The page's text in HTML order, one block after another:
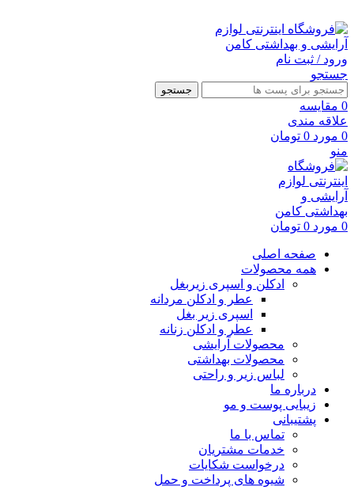
ورود / ثبت نام
جستجو
جستجو
0 مقايسه
علاقه مندی
0 مورد 0 تومان
منو
0 مورد 0 تومان
صفحه اصلی
همه محصولات
ادکلن و اسپری زیربغل
عطر و ادکلن مردانه
اسپری زیر بغل
عطر و ادکلن زنانه
محصولات آرایشی
محصولات بهداشتی
لباس زیر و راحتی
درباره ما
زیبایی پوست و مو
پشتیبانی
تماس با ما
خدمات مشتریان
درخواست شکایات
شیوه های پرداخت و حمل